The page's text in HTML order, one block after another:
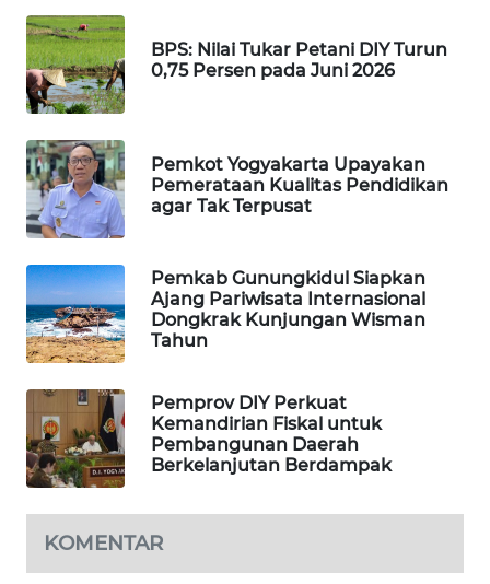
BPS: Nilai Tukar Petani DIY Turun
0,75 Persen pada Juni 2026
Pemkot Yogyakarta Upayakan
Pemerataan Kualitas Pendidikan
agar Tak Terpusat
Pemkab Gunungkidul Siapkan
Ajang Pariwisata Internasional
Dongkrak Kunjungan Wisman
Tahun
Pemprov DIY Perkuat
Kemandirian Fiskal untuk
Pembangunan Daerah
Berkelanjutan Berdampak
KOMENTAR
WAHANA
PERSONA
WAHANA
OTOMOTIF
WAHANA
HEALTH
DESA
WISATA
LAPAK
Wahana
Network
KONSUMEN
LISTRIK